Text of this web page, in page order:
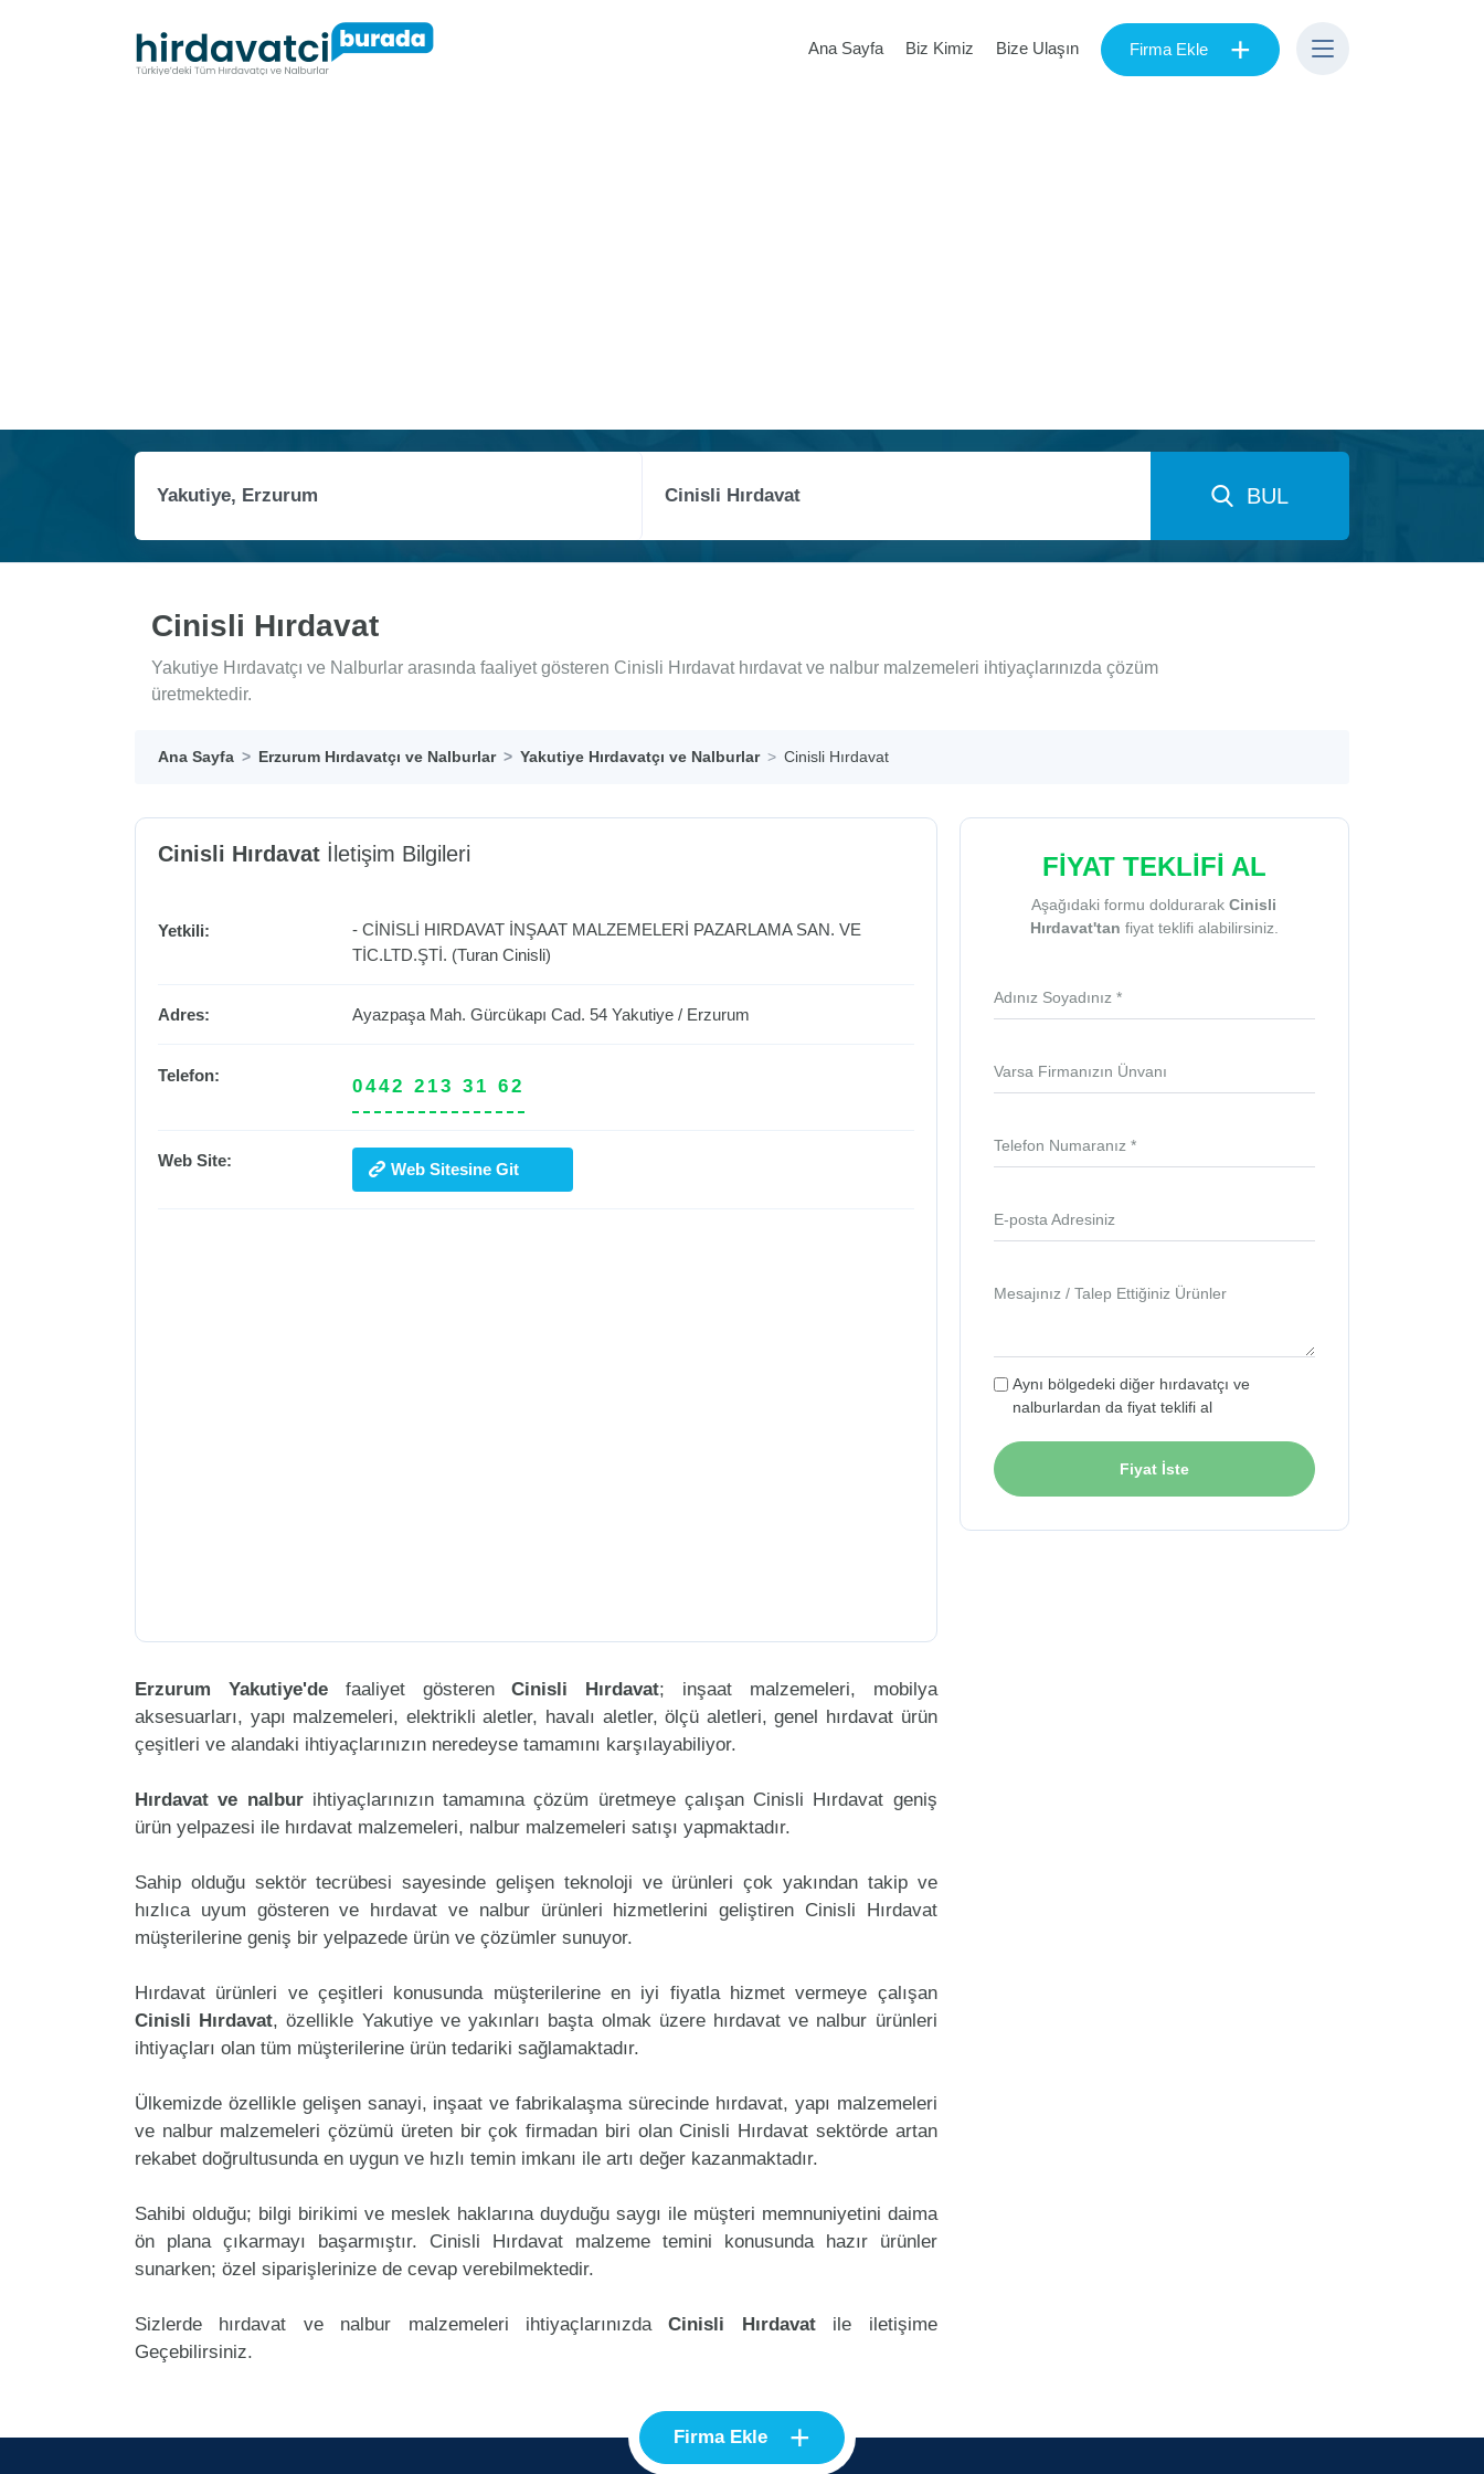
Ana Sayfa Biz Kimiz Bize Ulaşın Firma Ekle +
BUL
Cinisli Hırdavat
Yakutiye Hırdavatçı ve Nalburlar arasında faaliyet gösteren Cinisli Hırdavat hırdavat ve nalbur malzemeleri ihtiyaçlarınızda çözüm
üretmektedir.
Ana Sayfa Erzurum Hırdavatçı ve Nalburlar Yakutiye Hırdavatçı ve Nalburlar Cinisli Hırdavat
Cinisli Hırdavat İletişim Bilgileri
Yetkili:
- CİNİSLİ HIRDAVAT İNŞAAT MALZEMELERİ PAZARLAMA SAN. VE
TİC.LTD.ŞTİ. (Turan Cinisli)
Adres: Ayazpaşa Mah. Gürcükapı Cad. 54Yakutiye / Erzurum
Telefon:
0442 213 31 62
Web Site: Web Sitesine Git
Erzurum Yakutiye'defaaliyet gösterenCinisli Hırdavat; inşaat malzemeleri, mobilya
aksesuarları, yapı malzemeleri, elektrikli aletler, havalı aletler, ölçü aletleri, genel hırdavat ürün
çeşitleri ve alandaki ihtiyaçlarınızın neredeyse tamamını karşılayabiliyor.
Hırdavat ve nalburihtiyaçlarınızın tamamına çözüm üretmeye çalışan Cinisli Hırdavat geniş
ürün yelpazesi ile hırdavat malzemeleri, nalbur malzemeleri satışı yapmaktadır.
Sahip olduğu sektör tecrübesi sayesinde gelişen teknoloji ve ürünleri çok yakından takip ve
hızlıca uyum gösteren ve hırdavat ve nalbur ürünleri hizmetlerini geliştiren Cinisli Hırdavat
müşterilerine geniş bir yelpazede ürün ve çözümler sunuyor.
Hırdavat ürünleri ve çeşitleri konusunda müşterilerine en iyi fiyatla hizmet vermeye çalışan
Cinisli Hırdavat, özellikle Yakutiye ve yakınları başta olmak üzere hırdavat ve nalbur ürünleri
ihtiyaçları olan tüm müşterilerine ürün tedariki sağlamaktadır.
Ülkemizde özellikle gelişen sanayi, inşaat ve fabrikalaşma sürecinde hırdavat, yapı malzemeleri
ve nalbur malzemeleri çözümü üreten bir çok firmadan biri olan Cinisli Hırdavat sektörde artan
rekabet doğrultusunda en uygun ve hızlı temin imkanı ile artı değer kazanmaktadır.
Sahibi olduğu; bilgi birikimi ve meslek haklarına duyduğu saygı ile müşteri memnuniyetini daima
ön plana çıkarmayı başarmıştır. Cinisli Hırdavat malzeme temini konusunda hazır ürünler
sunarken; özel siparişlerinize de cevap verebilmektedir.
Sizlerde hırdavat ve nalbur malzemeleri ihtiyaçlarınızdaCinisli Hırdavatile iletişime
Geçebilirsiniz.
FİYAT TEKLİFİ AL
Aşağıdaki formu doldurarakCinisli
Hırdavat'tan fiyat teklifi alabilirsiniz.
Adınız Soyadınız *
Varsa Firmanızın Ünvanı
Telefon Numaranız *
E-posta Adresiniz
Mesajınız / Talep Ettiğiniz Ürünler
Aynı bölgedeki diğer hırdavatçı ve
nalburlardan da fiyat teklifi al
Fiyat İste
Firma Ekle +